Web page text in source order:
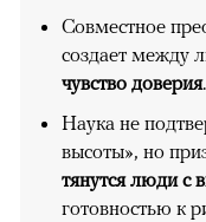
Совместное
создает между
чувство доверия.
Наука не
высоты», но
тянутся люди с
готовностью к